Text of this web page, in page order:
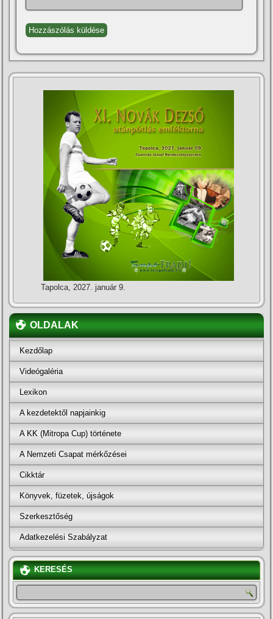
Tapolca, 2027. január 9.
OLDALAK
Kezdőlap
Videógaléria
Lexikon
A kezdetektől napjainkig
A KK (Mitropa Cup) története
A Nemzeti Csapat mérkőzései
Cikktár
Könyvek, füzetek, újságok
Szerkesztőség
Adatkezelési Szabályzat
KERESÉS